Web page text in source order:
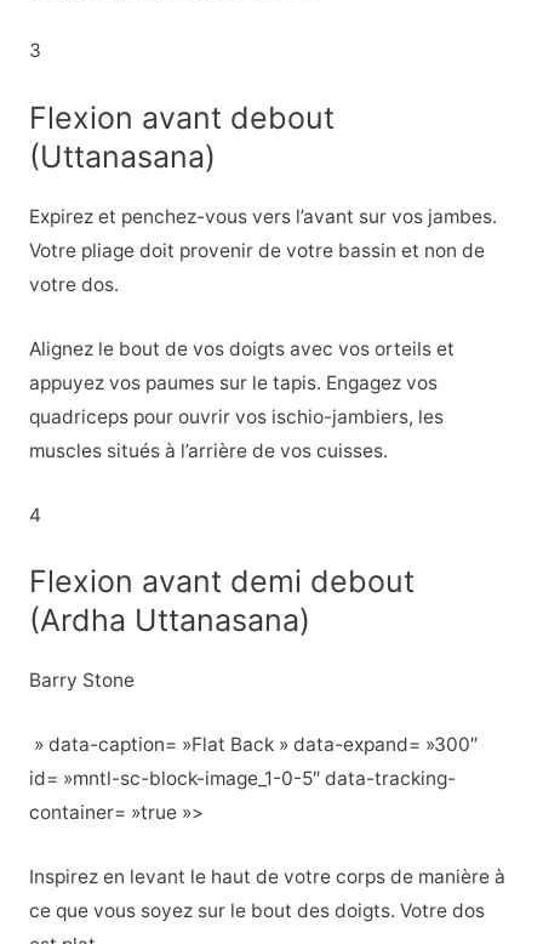
3
Flexion avant debout
(Uttanasana)
Expirez et penchez-vous vers l’avant sur vos jambes.
Votre pliage doit provenir de votre bassin et non de
votre dos.
Alignez le bout de vos doigts avec vos orteils et
appuyez vos paumes sur le tapis. Engagez vos
quadriceps pour ouvrir vos ischio-jambiers, les
muscles situés à l’arrière de vos cuisses.
4
Flexion avant demi debout
(Ardha Uttanasana)
Barry Stone
» data-caption= »Flat Back » data-expand= »300″
id= »mntl-sc-block-image_1-0-5″ data-tracking-
container= »true »>
Inspirez en levant le haut de votre corps de manière à
ce que vous soyez sur le bout des doigts. Votre dos